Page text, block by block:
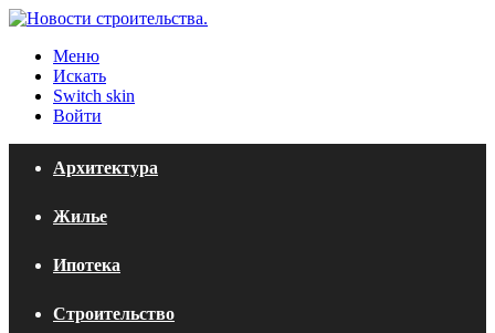
Меню
Искать
Switch skin
Войти
Архитектура
Жилье
Ипотека
Строительство